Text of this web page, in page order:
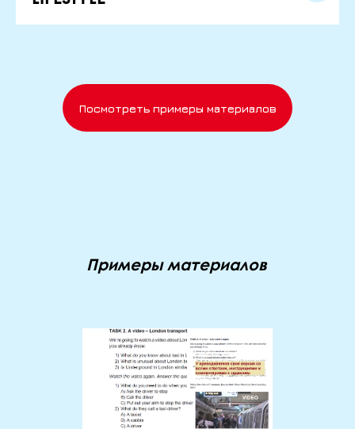
Посмотреть примеры материалов
Примеры материалов